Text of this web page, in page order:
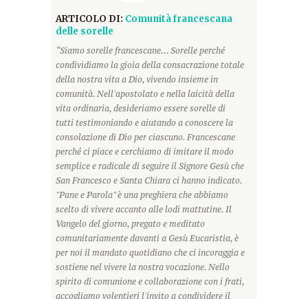
ARTICOLO DI: Comunità francescana
delle sorelle
“Siamo sorelle francescane... Sorelle perché
condividiamo la gioia della consacrazione totale
della nostra vita a Dio, vivendo insieme in
comunità. Nell'apostolato e nella laicità della
vita ordinaria, desideriamo essere sorelle di
tutti testimoniando e aiutando a conoscere la
consolazione di Dio per ciascuno. Francescane
perché ci piace e cerchiamo di imitare il modo
semplice e radicale di seguire il Signore Gesù che
San Francesco e Santa Chiara ci hanno indicato.
"Pane e Parola" è una preghiera che abbiamo
scelto di vivere accanto alle lodi mattutine. Il
Vangelo del giorno, pregato e meditato
comunitariamente davanti a Gesù Eucaristia, è
per noi il mandato quotidiano che ci incoraggia e
sostiene nel vivere la nostra vocazione. Nello
spirito di comunione e collaborazione con i frati,
accogliamo volentieri l'invito a condividere il